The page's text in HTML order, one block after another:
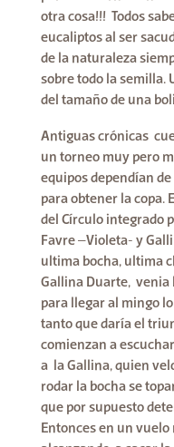
otra cosa!!! Todos
eucaliptos al ser
de la naturaleza
sobre todo la semilla.
del tamaño de una
Antiguas crónicas
un torneo muy pero
equipos dependían
para obtener la copa.
del Círculo integrado
Favre –Violeta- y
ultima bocha, ultima
Gallina Duarte, venia
para llegar al mingo
tanto que daría el
comienzan a
a la Gallina, quien
rodar la bocha se
que por supuesto
Entonces en un